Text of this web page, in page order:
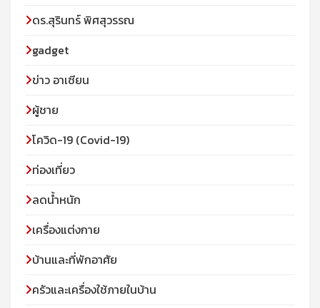
ดร.สุรินทร์ พิศสุวรรณ
gadget
ข่าว อาเซียน
ผู้ชาย
โควิด-19 (Covid-19)
ท่องเที่ยว
ลดน้ำหนัก
เครื่องแต่งกาย
บ้านและที่พักอาศัย
ครัวและเครื่องใช้ภายในบ้าน